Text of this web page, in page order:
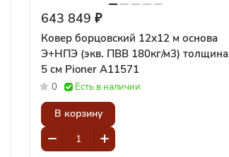
643 849 ₽
Ковер борцовский 12х12 м основа
Э+НПЭ (экв. ПВВ 180кг/м3) толщина
5 см Pioner A11571
0 Есть в наличии
В корзину